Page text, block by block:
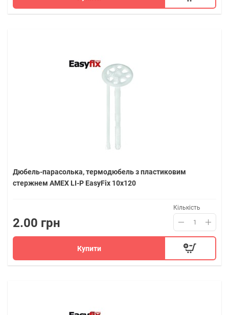
Дюбель-парасолька, термодюбель з пластиковим
стержнем AMEX LI-P EasyFix 10х120
2.00 грн
Кількість
Купити